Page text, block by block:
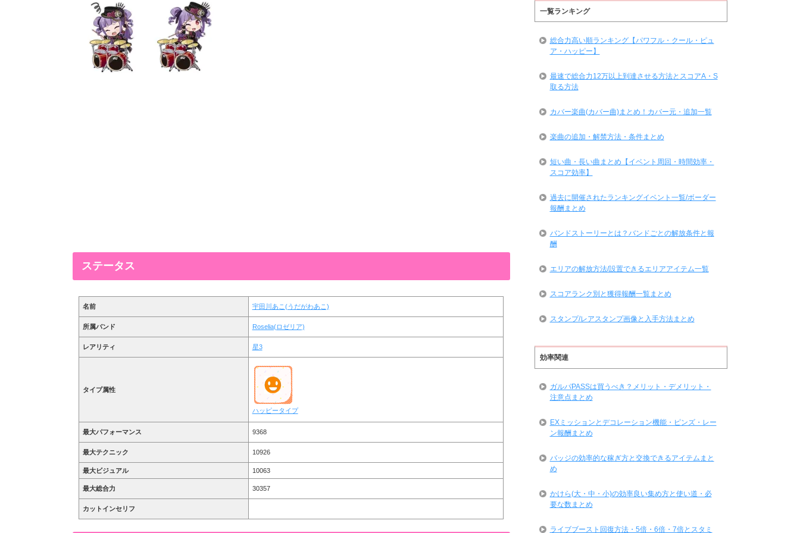
ステータス
名前 宇田川あこ(うだがわあこ)
所属バンド Roselia(ロゼリア)
レアリティ 星3
タイプ属性
ハッピータイプ
最大パフォーマンス 9368
最大テクニック 10926
最大ビジュアル 10063
最大総合力 30357
カットインセリフ
一覧ランキング
総合力高い順ランキング【パワフル・クール・ピュ
ア・ハッピー】
最速で総合力12万以上到達させる方法とスコアA・S
取る方法
カバー楽曲(カバー曲)まとめ！カバー元・追加一覧
楽曲の追加・解禁方法・条件まとめ
短い曲・長い曲まとめ【イベント周回・時間効率・
スコア効率】
過去に開催されたランキングイベント一覧/ボーダー
報酬まとめ
バンドストーリーとは？バンドごとの解放条件と報
酬
エリアの解放方法/設置できるエリアアイテム一覧
スコアランク別と獲得報酬一覧まとめ
スタンプ/レアスタンプ画像と入手方法まとめ
効率関連
ガルパPASSは買うべき？メリット・デメリット・
注意点まとめ
EXミッションとデコレーション機能・ピンズ・レー
ン報酬まとめ
バッジの効率的な稼ぎ方と交換できるアイテムまと
め
かけら(大・中・小)の効率良い集め方と使い道・必
要な数まとめ
ライブブースト回復方法・5倍・6倍・7倍とスタミ